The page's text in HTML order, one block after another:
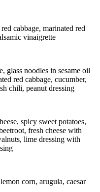
cabbage, marinated red
vinaigrette
glass noodles in sesame oil
red cabbage, cucumber,
chili, peanut dressing
spicy sweet potatoes,
fresh cheese with
lime dressing with
corn, arugula, caesar